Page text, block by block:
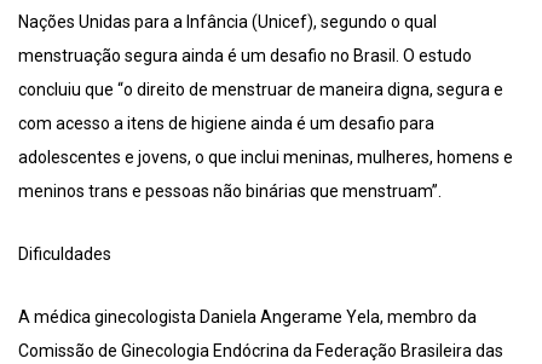
Nações Unidas para a Infância (Unicef), segundo o qual
menstruação segura ainda é um desafio no Brasil. O estudo
concluiu que “o direito de menstruar de maneira digna, segura e
com acesso a itens de higiene ainda é um desafio para
adolescentes e jovens, o que inclui meninas, mulheres, homens e
meninos trans e pessoas não binárias que menstruam”.
Dificuldades
A médica ginecologista Daniela Angerame Yela, membro da
Comissão de Ginecologia Endócrina da Federação Brasileira das